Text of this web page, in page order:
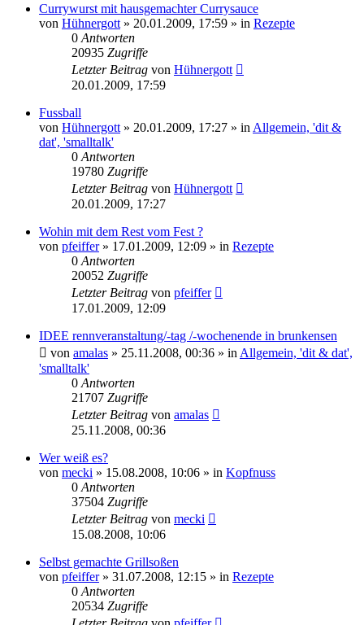
Currywurst mit hausgemachter Currysauce
von Hühnergott » 20.01.2009, 17:59 » in Rezepte
0 Antworten
20935 Zugriffe
Letzter Beitrag von Hühnergott
20.01.2009, 17:59
Fussball
von Hühnergott » 20.01.2009, 17:27 » in Allgemein, 'dit &
dat', 'smalltalk'
0 Antworten
19780 Zugriffe
Letzter Beitrag von Hühnergott
20.01.2009, 17:27
Wohin mit dem Rest vom Fest ?
von pfeiffer» 17.01.2009, 12:09 » in Rezepte
0 Antworten
20052 Zugriffe
Letzter Beitrag von pfeiffer
17.01.2009, 12:09
IDEE rennveranstaltung/-tag /-wochenende in brunkensen
von amalas » 25.11.2008, 00:36 » in Allgemein, 'dit & dat',
'smalltalk'
0 Antworten
21707 Zugriffe
Letzter Beitrag von amalas
25.11.2008, 00:36
Wer weiß es?
von mecki » 15.08.2008, 10:06 » in Kopfnuss
0 Antworten
37504 Zugriffe
Letzter Beitrag von mecki
15.08.2008, 10:06
Selbst gemachte Grillsoßen
von pfeiffer» 31.07.2008, 12:15 » in Rezepte
0 Antworten
20534 Zugriffe